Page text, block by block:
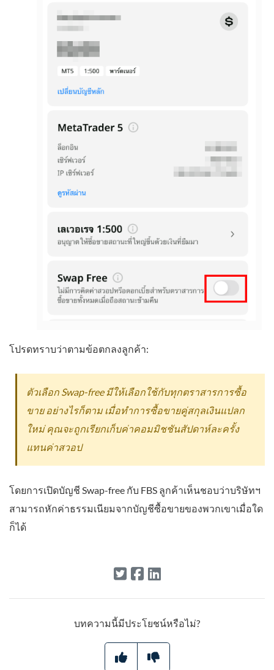
โปรดทราบว่าตามข้อตกลงลูกค้า:
ตัวเลือก Swap-free มีให้เลือกใช้กับทุกตราสารการซื้อ
ขาย อย่างไรก็ตาม เมื่อทำการซื้อขายคู่สกุลเงินแปลก
ใหม่ คุณจะถูกเรียกเก็บค่าคอมมิชชันสัปดาห์ละครั้ง
แทนค่าสวอป
โดยการเปิดบัญชี Swap-free กับ FBS ลูกค้าเห็นชอบว่าบริษัทฯ
สามารถหักค่าธรรมเนียมจากบัญชีซื้อขายของพวกเขาเมื่อใด
ก็ได้
บทความนี้มีประโยชน์หรือไม่?